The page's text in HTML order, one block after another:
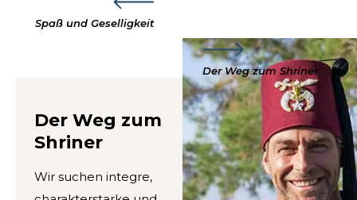
Spaß und Geselligkeit
Der Weg zum Shriner
Der Weg zum
Shriner
Wir suchen integre,